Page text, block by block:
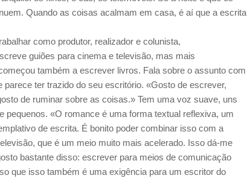
Quando as coisas acalmam em casa, é aí que a escrita
como produtor, realizador e colunista,
guiões para cinema e televisão, mas mais
também a escrever livros. Fala sobre o assunto com
parece ter trazido do seu escritório. «Gosto de escrever,
de ruminar sobre as coisas.» Tem uma voz suave, uns
pequenos. «O romance é uma forma textual reflexiva, um
de escrita. É bonito poder combinar isso com a
que é um meio muito mais acelerado. Isso dá-me
bastante disso: escrever para meios de comunicação
que isso também é uma exigência para um escritor do